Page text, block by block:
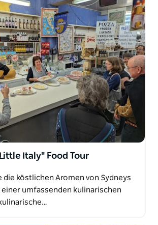
Italy" Food Tour
die köstlichen Aromen von Sydneys
einer umfassenden kulinarischen